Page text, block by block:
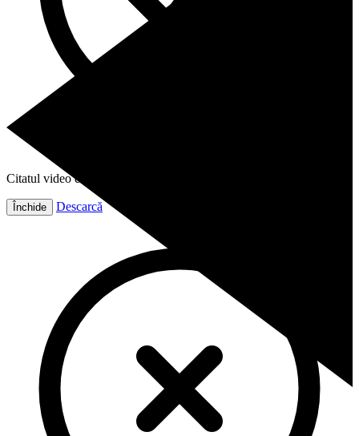
Citatul video este gata!
Închide Descarcă